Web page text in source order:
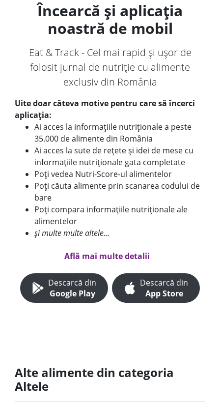
Încearcă și aplicația
noastră de mobil
Eat & Track - Cel mai rapid și ușor de
folosit jurnal de nutriție cu alimente
exclusiv din România
Uite doar câteva motive pentru care să încerci
aplicația:
Ai acces la informațiile nutriționale a peste
35.000 de alimente din România
Ai acces la sute de rețete și idei de mese cu
informațiile nutriționale gata completate
Poți vedea Nutri-Score-ul alimentelor
Poți căuta alimente prin scanarea codului de
bare
Poți compara informațiile nutriționale ale
alimentelor
și multe multe altele...
Află mai multe detalii
Descarcă din
Google Play
Descarcă din
App Store
Alte alimente din categoria
Altele